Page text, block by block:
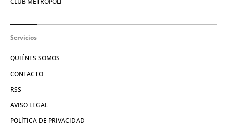
Servicios
QUIÉNES SOMOS
CONTACTO
RSS
AVISO LEGAL
POLÍTICA DE PRIVACIDAD